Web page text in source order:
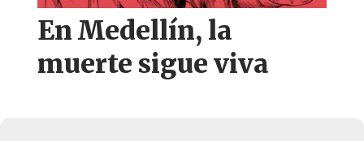
En Medellín, la
muerte sigue viva